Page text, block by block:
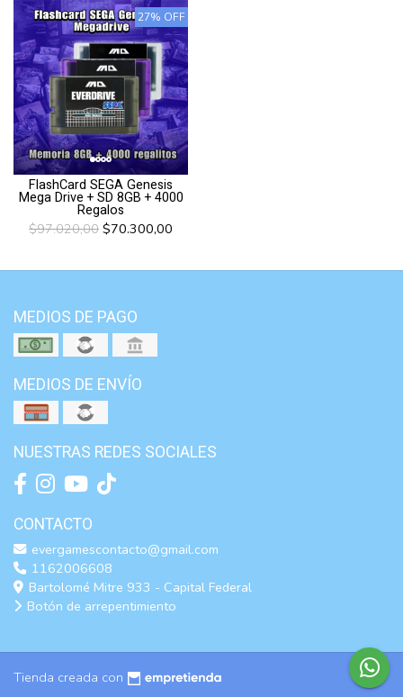
27% OFF
FlashCard SEGA Genesis
Mega Drive + SD 8GB + 4000
Regalos
$97.020,00 $70.300,00
MEDIOS DE PAGO
MEDIOS DE ENVÍO
NUESTRAS REDES SOCIALES
CONTACTO
evergamescontacto@gmail.com
1162006608
Bartolomé Mitre 933 - Capital Federal
Botón de arrepentimiento
Tienda creada con